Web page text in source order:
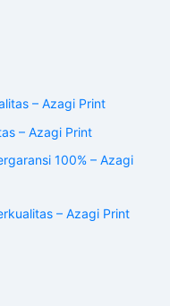
– Azagi Print
– Azagi Print
100% – Azagi
– Azagi Print